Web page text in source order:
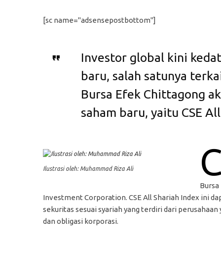
[sc name="adsensepostbottom"]
Investor global kini
baru, salah satunya
Bursa Efek Chittagong
saham baru, yaitu CSE
Ilustrasi oleh: Muhammad Riza Ali
Investment Corporation. CSE All Shariah Index ini
sekuritas sesuai syariah yang terdiri dari
dan obligasi korporasi.